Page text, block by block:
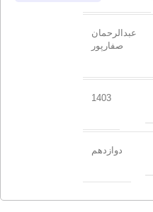
عبدالرحمان
صفارپور
1403
دوازدهم